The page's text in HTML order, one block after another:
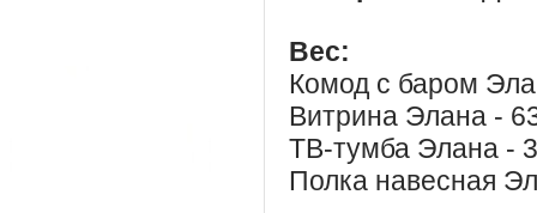
Вес:
Комод с баром
Витрина Элана -
ТВ-тумба Элана -
Полка навесная